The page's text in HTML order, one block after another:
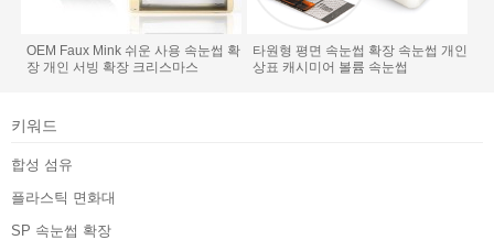
OEM Faux Mink 쉬운 사용 속눈썹 확
장 개인 서빙 확장 크리스마스
타원형 평면 속눈썹 확장 속눈썹 개인
상표 캐시미어 볼륨 속눈썹
키워드
합성 섬유
플라스틱 면화대
SP 속눈썹 확장